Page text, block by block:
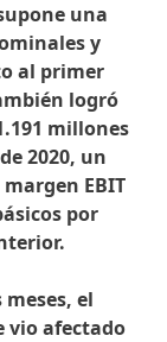
una
y
al primer
logró
millones
2020, un
EBIT
por
el
vio afectado